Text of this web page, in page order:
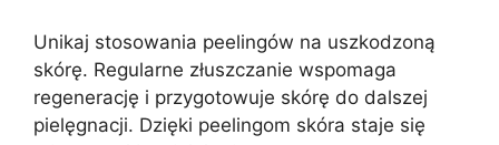
Unikaj stosowania peelingów na uszkodzoną
skórę. Regularne złuszczanie wspomaga
regenerację i przygotowuje skórę do dalszej
pielęgnacji. Dzięki peelingom skóra staje się